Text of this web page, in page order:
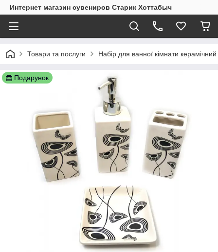
Интернет магазин сувениров Старик Хоттабыч
Товари та послуги Набір для ванної кімнати керамічний
Подарунок